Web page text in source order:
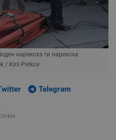
нарекоха ги нарекоха
/ Kiril Petkov
Telegram